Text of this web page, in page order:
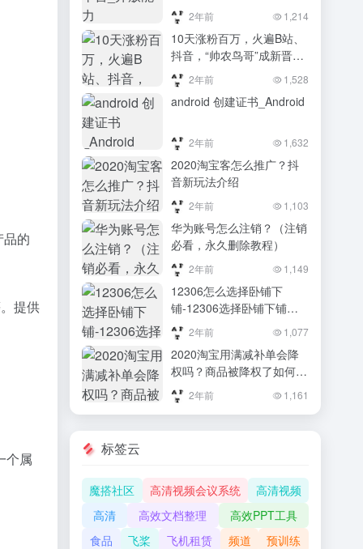
的
提供
个属
2年前 1,214
10天涨粉百万，火遍B站、
抖音，“帅农鸟哥”成新晋涨
粉狂魔！
2年前 1,528
android 创建证书_Android
2年前 1,632
2020淘宝客怎么推广？抖
音新玩法介绍
2年前 1,103
华为账号怎么注销？（注销
必看，永久删除教程）
2年前 1,149
12306怎么选择卧铺下
铺-12306选择卧铺下铺教
程 2年前 1,077
2020淘宝用满减补单会降
权吗？商品被降权了如何处
理？2年前 1,161
标签云
魔搭社区 高清视频会议系统
高清视频
高清
高效文档整理
高效PPT工具
食品
飞桨 飞机租赁 频道
预训练